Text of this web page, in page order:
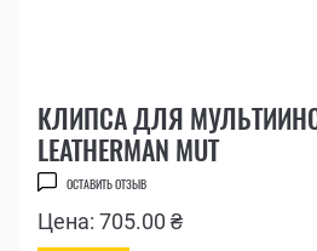
КЛИПСА ДЛЯ
LEATHERMAN MUT
ОСТАВИТЬ ОТЗЫВ
Цена: 705.00 ₴